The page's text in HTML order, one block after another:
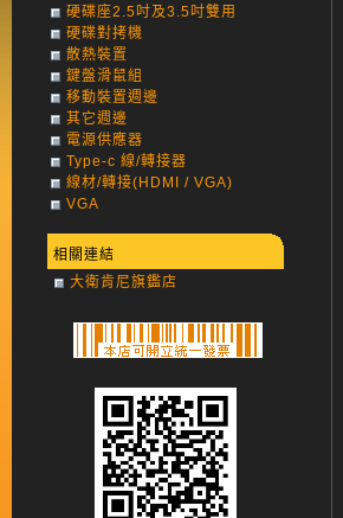
硬碟座2.5吋及3.5吋雙用
硬碟對拷機
散熱裝置
鍵盤滑鼠組
移動裝置週邊
其它週邊
電源供應器
Type-c 線/轉接器
線材/轉接(HDMI / VGA)
VGA
相關連結
大衛肯尼旗鑑店